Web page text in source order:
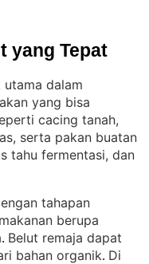
yang Tepat
utama dalam
yang bisa
cacing tanah,
serta pakan buatan
tahu fermentasi, dan
tahapan
berupa
. Belut remaja dapat
bahan organik. Di